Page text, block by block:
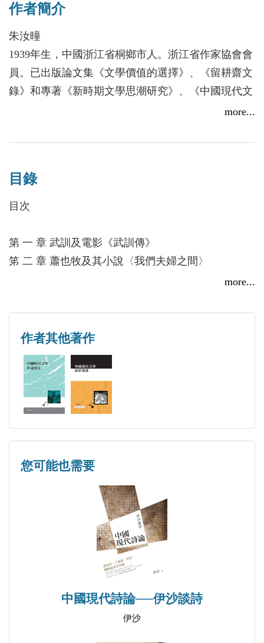
作者簡介
朱汝曈
1939年生，中國浙江省桐鄉市人。浙江省作家協會會
員。已出版論文集《文學價值的選擇》、《留耕齋文
錄》和專著《新時期文學思潮研究》、《中國現代文
more...
目錄
目次
第 一 章 武訓及電影《武訓傳》
笫 二 章 蕭也牧及其小說〈我們夫婦之間〉
第 五 章 「丁玲、陳企霞反黨集團」
第 六 章 馮雪峰及其文藝思想
第 七 章 「有鬼無害」論
第 八 章 「中間人物」論
第 九 章 新編歷史劇《海瑞罷官》
第 十 章 「文藝黑線」
第十一章 批林批孔，評法批儒
第十二章 批《水滸》，批宋江
第十三章 批判「四人幫」，徹底否定〈紀要〉
more...
作者其他著作
您可能也需要
中國現代詩論──伊沙談詩
伊沙